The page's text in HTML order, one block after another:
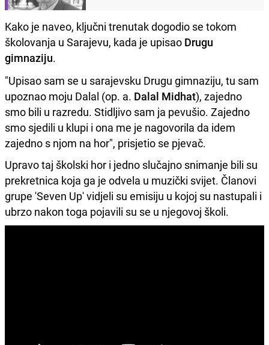
Kako je naveo, ključni trenutak dogodio se tokom
školovanja u Sarajevu, kada je upisao Drugu
gimnaziju.
"Upisao sam se u sarajevsku Drugu gimnaziju, tu sam
upoznao moju Dalal (op. a. Dalal Midhat), zajedno
smo bili u razredu. Stidljivo sam ja pevušio. Zajedno
smo sjedili u klupi i ona me je nagovorila da idem
zajedno s njom na hor", prisjetio se pjevač.
Upravo taj školski hor i jedno slučajno snimanje bili su
prekretnica koja ga je odvela u muzički svijet. Članovi
grupe 'Seven Up' vidjeli su emisiju u kojoj su nastupali i
ubrzo nakon toga pojavili su se u njegovoj školi.